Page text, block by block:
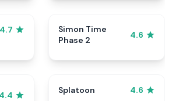
4.7
Simon Time
Phase 2
4.6
4.4
Splatoon 4.6